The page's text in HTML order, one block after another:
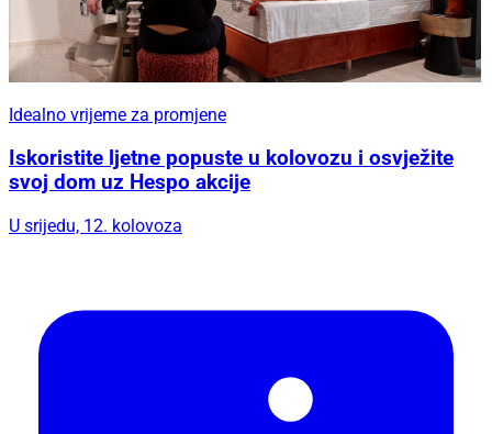
Idealno vrijeme za promjene
Iskoristite ljetne popuste u kolovozu i osvježite
svoj dom uz Hespo akcije
U srijedu, 12. kolovoza